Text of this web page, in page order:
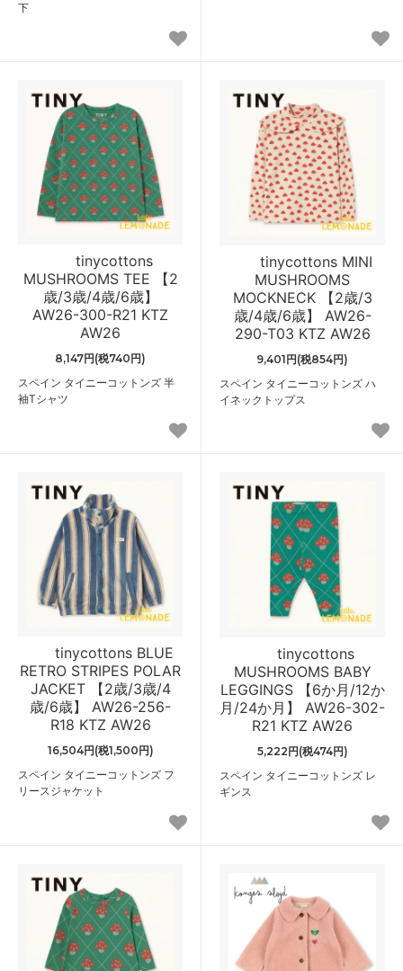
下
tinycottons
MUSHROOMS TEE 【2
歳/3歳/4歳/6歳】
AW26-300-R21 KTZ
AW26
8,147円(税740円)
スペイン タイニーコットンズ 半
袖Tシャツ
tinycottons MINI
MUSHROOMS
MOCKNECK 【2歳/3
歳/4歳/6歳】 AW26-
290-T03 KTZ AW26
9,401円(税854円)
スペイン タイニーコットンズ ハ
イネックトップス
tinycottons BLUE
RETRO STRIPES POLAR
JACKET 【2歳/3歳/4
歳/6歳】 AW26-256-
R18 KTZ AW26
16,504円(税1,500円)
スペイン タイニーコットンズ フ
リースジャケット
tinycottons
MUSHROOMS BABY
LEGGINGS 【6か月/12か
月/24か月】 AW26-302-
R21 KTZ AW26
5,222円(税474円)
スペイン タイニーコットンズ レ
ギンス